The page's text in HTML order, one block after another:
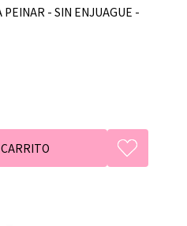
PEINAR - SIN ENJUAGUE -